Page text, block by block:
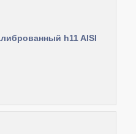
h11 AISI